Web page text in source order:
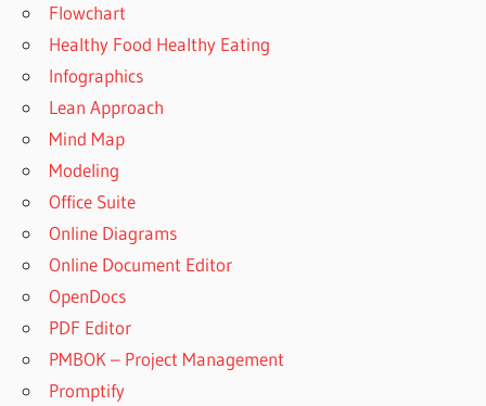
Flowchart
Healthy Food Healthy Eating
Infographics
Lean Approach
Mind Map
Modeling
Office Suite
Online Diagrams
Online Document Editor
OpenDocs
PDF Editor
PMBOK – Project Management
Promptify